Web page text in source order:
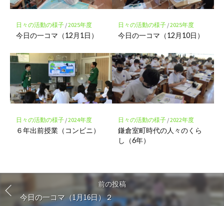
日々の活動の様子/2025年度
今日の一コマ（12月1日）
日々の活動の様子/2025年度
今日の一コマ（12月10日）
日々の活動の様子/2024年度
６年出前授業（コンビニ）
日々の活動の様子/2022年度
鎌倉室町時代の人々のくら
し（6年）
前の投稿
今日の一コマ（1月16日）２